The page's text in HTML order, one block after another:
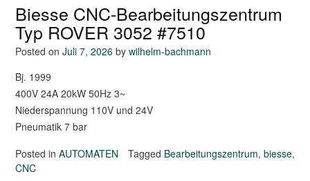
Biesse CNC-Bearbeitungszentrum
Typ ROVER 3052 #7510
Posted on Juli 7, 2026 by wilhelm-bachmann
Bj. 1999
400V 24A 20kW 50Hz 3~
Niederspannung 110V und 24V
Pneumatik 7 bar
Posted in AUTOMATEN Tagged Bearbeitungszentrum, biesse,
CNC